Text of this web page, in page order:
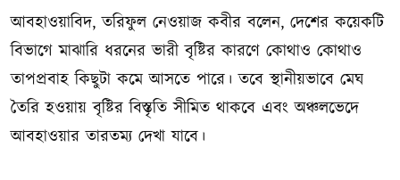
আবহাওয়াবিদ, তরিফুল নেওয়াজ কবীর বলেন, দেশের কয়েকটি
বিভাগে মাঝারি ধরনের ভারী বৃষ্টির কারণে কোথাও কোথাও
তাপপ্রবাহ কিছুটা কমে আসতে পারে। তবে স্থানীয়ভাবে মেঘ
তৈরি হওয়ায় বৃষ্টির বিস্তৃতি সীমিত থাকবে এবং অঞ্চলভেদে
আবহাওয়ার তারতম্য দেখা যাবে।